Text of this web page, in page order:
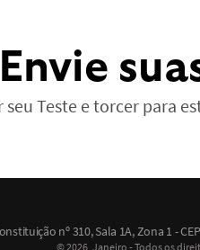
Envie
seu Teste e torcer para
nº 310, Sala 1A, Zona 1 -
© 2026, Janeiro - Todos os